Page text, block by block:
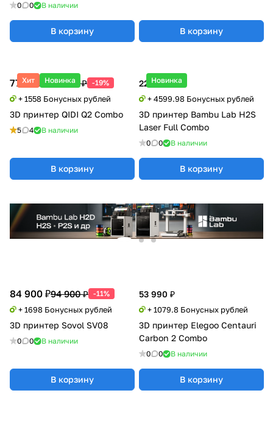
В корзину
Хит Новинка
77 900 ₽95 990 ₽ -19%
+ 1558 Бонусных рублей
3D принтер QIDI Q2 Combo
5 4 В наличии
В корзину
Новинка
229 999 ₽
+ 4599.98 Бонусных рублей
3D принтер Bambu Lab H2S
Laser Full Combo
0 0 В наличии
В корзину
84 900 ₽94 900 ₽ -11%
+ 1698 Бонусных рублей
3D принтер Sovol SV08
0 0 В наличии
В корзину
53 990 ₽
+ 1079.8 Бонусных рублей
3D принтер Elegoo Centauri
Carbon 2 Combo
0 0 В наличии
В корзину
0 0 В наличии
В корзину